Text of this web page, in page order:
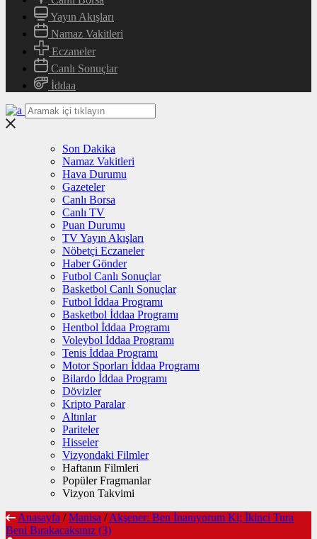
Yayın Akışları
Namaz Vakitleri
Eczaneler
Canlı Sonuçlar
İddaa
Son Dakika
Namaz Vakitleri
Hava Durumu
Gazeteler
Canlı Borsa
Canlı TV
Puan Durumu
TV Yayın Akışları
Nöbetçi Eczaneler
Haber Gönder
Futbol Canlı Sonuçlar
Basketbol Canlı Sonuçlar
Futbol İddaa Programı
Basketbol İddaa Programı
Hentbol İddaa Programı
Voleybol İddaa Programı
Tenis İddaa Programı
Motor Sporları İddaa Programı
Bilardo İddaa Programı
Dövizler
Kripto Paralar
Altınlar
Pariteler
Hisseler
Vizyondaki Filmler
Haftanın Filmleri
Popüler Fragmanlar
Vizyon Takvimi
Anasayfa / Manisa / Akşener: Ben İnanıyorum Ki; İkinci Tura
Beni Bırakacaksınız (3)